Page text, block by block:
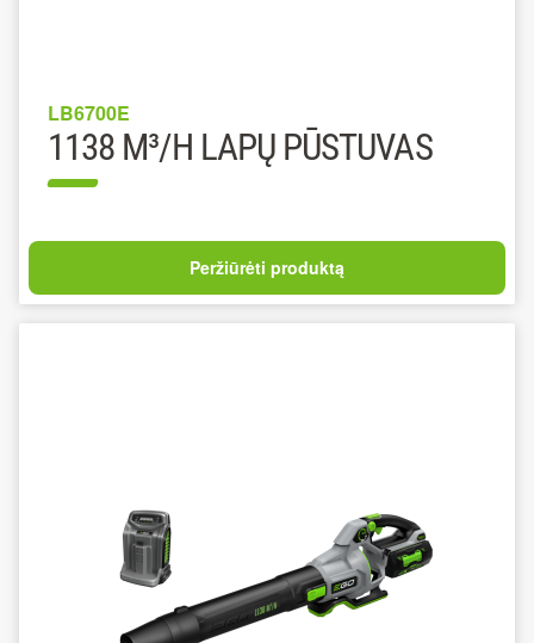
LB6700E
1138 M³/H LAPŲ PŪSTUVAS
Peržiūrėti produktą